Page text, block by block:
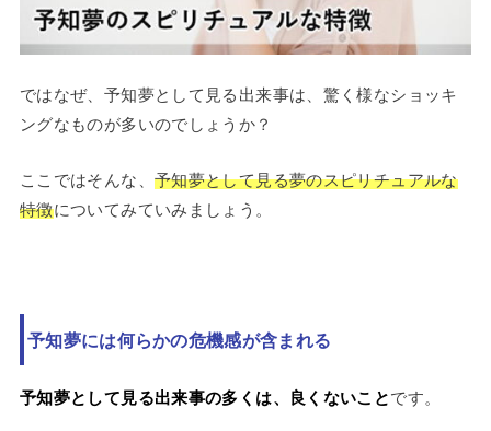
ではなぜ、予知夢として見る出来事は、驚く様なショッキ
ングなものが多いのでしょうか？
ここではそんな、 予知夢として見る夢のスピリチュアルな
特徴についてみていみましょう。
予知夢には何らかの危機感が含まれる
予知夢として見る出来事の多くは、良くないことです。